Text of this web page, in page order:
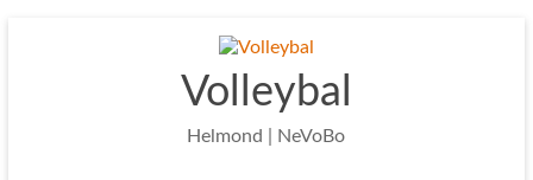
Volleybal
Helmond | NeVoBo